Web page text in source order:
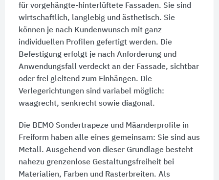
für vorgehängte-hinterlüftete Fassaden. Sie sind
wirtschaftlich, langlebig und ästhetisch. Sie
können je nach Kundenwunsch mit ganz
individuellen Profilen gefertigt werden. Die
Befestigung erfolgt je nach Anforderung und
Anwendungsfall verdeckt an der Fassade, sichtbar
oder frei gleitend zum Einhängen. Die
Verlegerichtungen sind variabel möglich:
waagrecht, senkrecht sowie diagonal.
Die BEMO Sondertrapeze und Mäanderprofile in
Freiform haben alle eines gemeinsam: Sie sind aus
Metall. Ausgehend von dieser Grundlage besteht
nahezu grenzenlose Gestaltungsfreiheit bei
Materialien, Farben und Rasterbreiten. Als